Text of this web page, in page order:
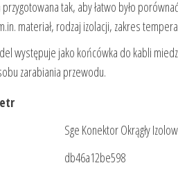
przygotowana tak, aby łatwo było
materiał, rodzaj izolacji, zakres
występuje jako końcówka do kabli
zarabiania przewodu.
Sge Konektor Okrągły
db46a12be598